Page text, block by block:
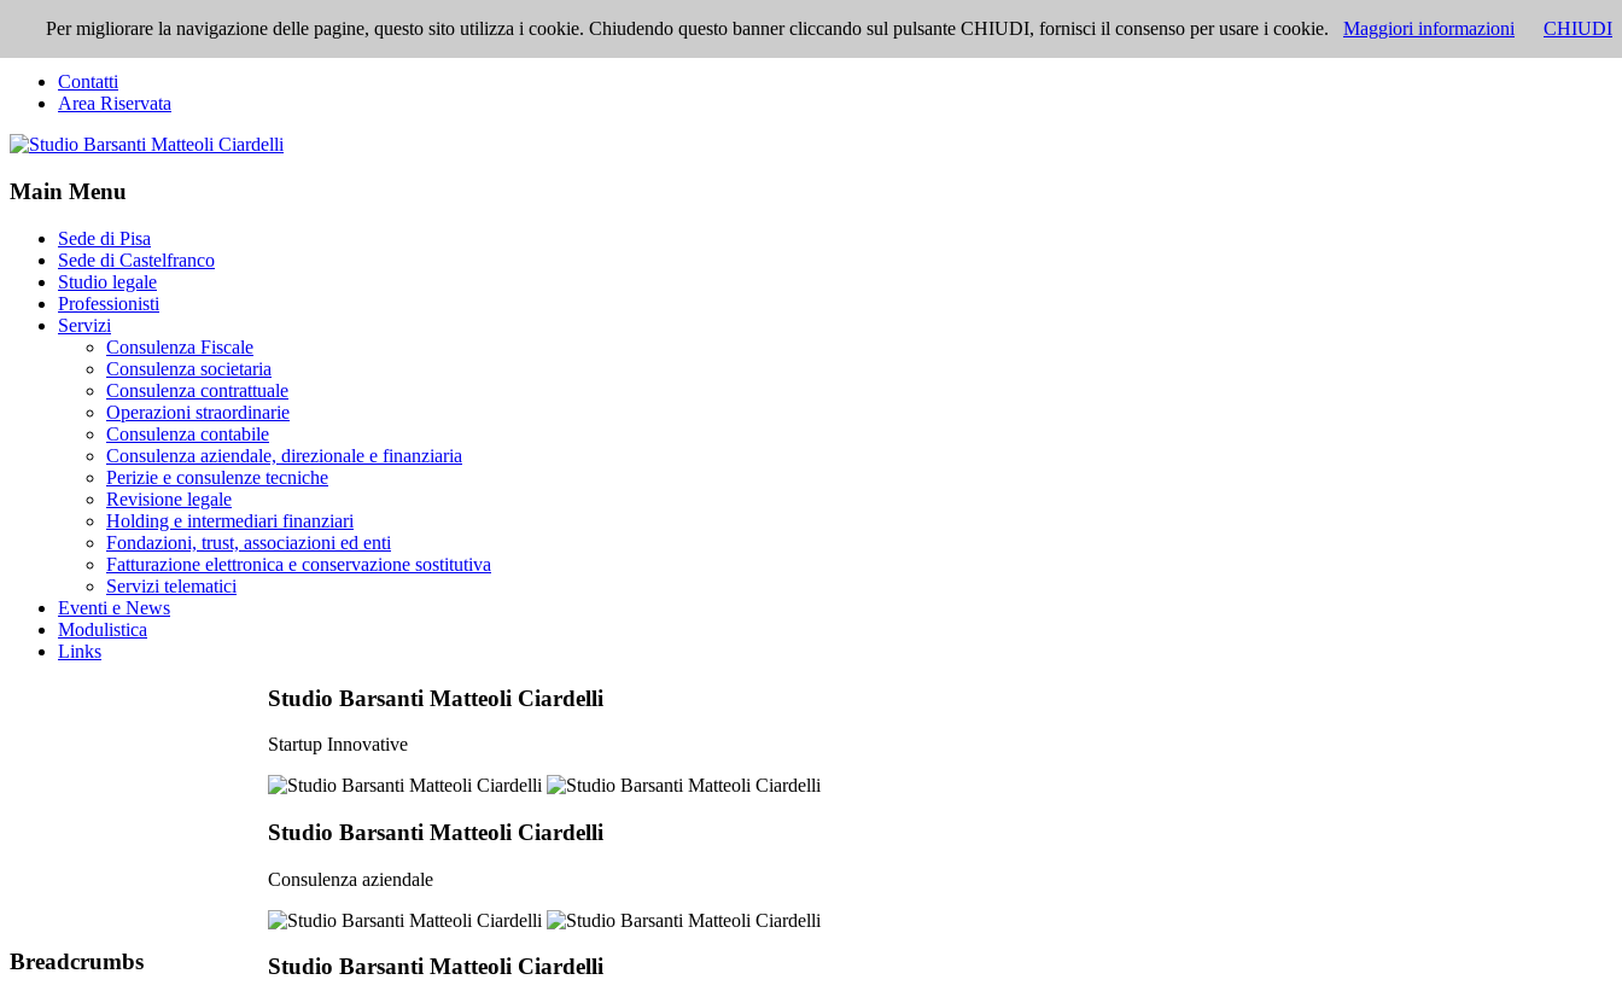
Top Menu
Contatti
Area Riservata
Main Menu
Sede di Pisa
Sede di Castelfranco
Studio legale
Professionisti
Servizi
Consulenza Fiscale
Consulenza societaria
Consulenza contrattuale
Operazioni straordinarie
Consulenza contabile
Consulenza aziendale, direzionale e finanziaria
Perizie e consulenze tecniche
Revisione legale
Holding e intermediari finanziari
Fondazioni, trust, associazioni ed enti
Fatturazione elettronica e conservazione sostitutiva
Servizi telematici
Eventi e News
Modulistica
Links
Studio Barsanti Matteoli Ciardelli
Startup Innovative
Studio Barsanti Matteoli Ciardelli
Consulenza aziendale
Studio Barsanti Matteoli Ciardelli
Breadcrumbs
Per migliorare la navigazione delle pagine, questo sito utilizza i cookie. Chiudendo questo banner cliccando sul pulsante CHIUDI, fornisci il consenso per usare i cookie. Maggiori informazioni CHIUDI